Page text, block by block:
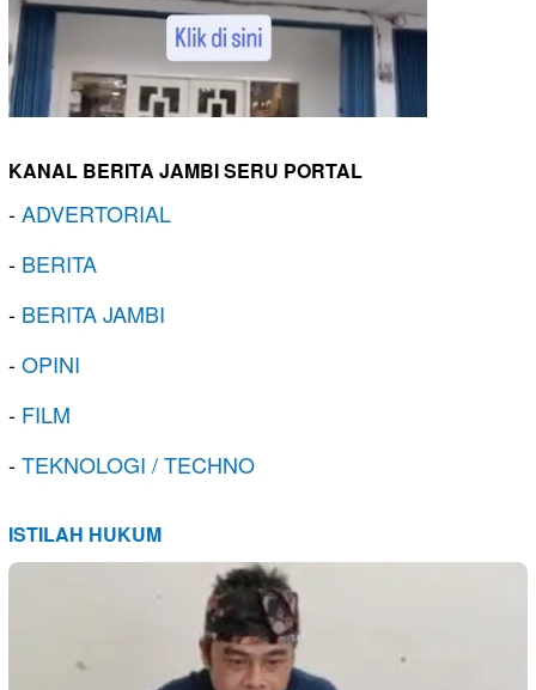
KANAL BERITA JAMBI SERU PORTAL
-ADVERTORIAL
- BERITA
- BERITA JAMBI
-OPINI
- FILM
-TEKNOLOGI / TECHNO
ISTILAH HUKUM